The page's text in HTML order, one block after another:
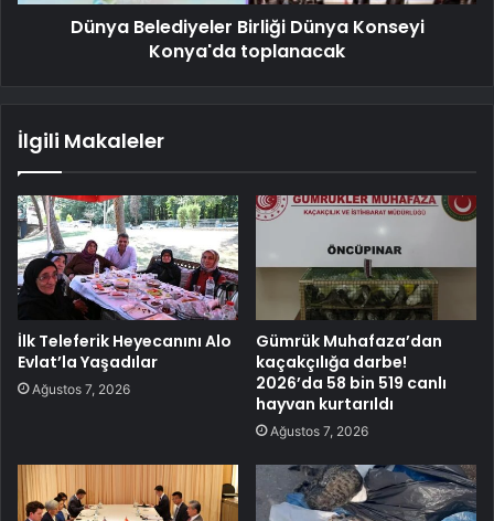
Dünya Belediyeler Birliği Dünya Konseyi
Konya'da toplanacak
İlgili Makaleler
İlk Teleferik Heyecanını Alo
Evlat’la Yaşadılar
Ağustos 7, 2026
Gümrük Muhafaza’dan
kaçakçılığa darbe!
2026’da 58 bin 519 canlı
hayvan kurtarıldı
Ağustos 7, 2026